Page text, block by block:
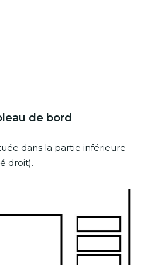
de bord
dans la partie inférieure
droit).